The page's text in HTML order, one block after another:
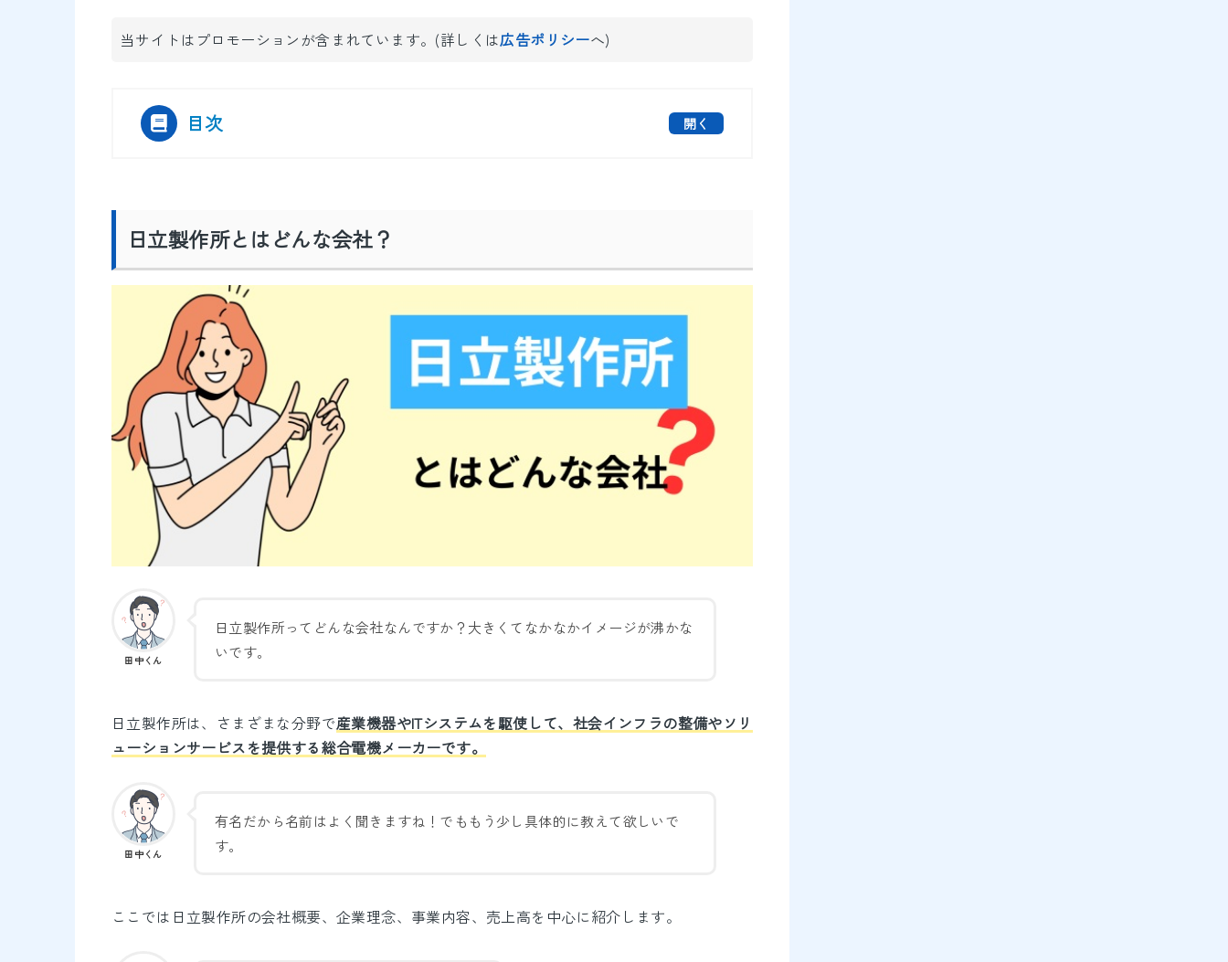
当サイトはプロモーションが含まれています。(詳しくは広告ポリシーへ)
目次 開く
日立製作所とはどんな会社？
田中くん
日立製作所ってどんな会社なんですか？大きくてなかなかイメージが沸かな
いです。
日立製作所は、さまざまな分野で産業機器やITシステムを駆使して、社会インフラの整備やソリ
ューションサービスを提供する総合電機メーカーです。
田中くん
有名だから名前はよく聞きますね！でももう少し具体的に教えて欲しいで
す。
ここでは日立製作所の会社概要、企業理念、事業内容、売上高を中心に紹介します。